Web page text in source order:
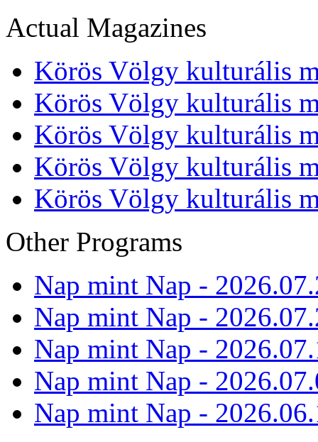
Actual Magazines
Körös Völgy kulturális
Körös Völgy kulturális
Körös Völgy kulturális
Körös Völgy kulturális
Körös Völgy kulturális
Other Programs
Nap mint Nap -
Nap mint Nap -
Nap mint Nap -
Nap mint Nap -
Nap mint Nap -